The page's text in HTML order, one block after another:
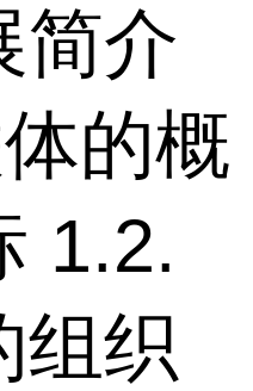
简介
的概
1.2.
组织